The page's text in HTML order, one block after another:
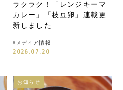
ラクラク！「レンジキーマ
カレー」「枝豆卵」連載更
新しました
# メディア情報
2026.07.20
お知らせ